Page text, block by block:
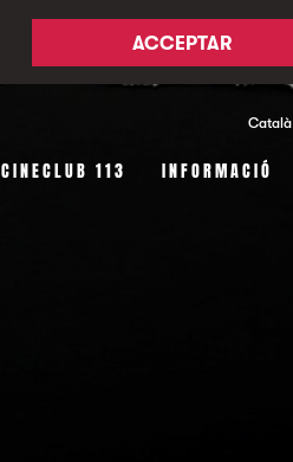
ACCEPTAR
Català
CINECLUB 113 INFORMACIÓ